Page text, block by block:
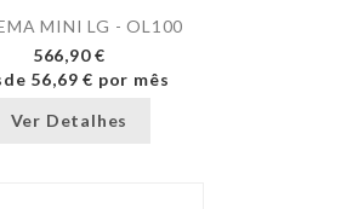
MINI LG - OL100
566,90 €
56,69 € por mês
Ver Detalhes